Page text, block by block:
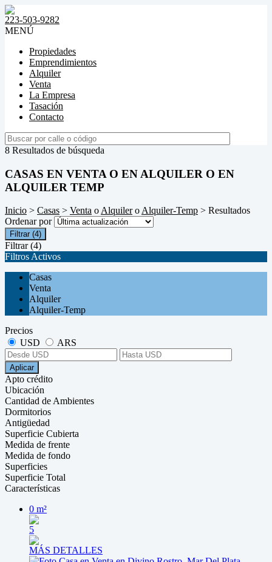
223-503-9282
MENÚ
Propiedades
Emprendimientos
Alquiler
Venta
La Empresa
Tasación
Contacto
8 Resultados de búsqueda
CASAS EN VENTA O EN ALQUILER O EN
ALQUILER TEMP
Inicio > Casas > Venta oAlquileroAlquiler-Temp > Resultados
Ordenar por
Filtrar (4)
Filtrar (4)
Filtros Activos
Casas
Venta
Alquiler
Alquiler-Temp
Precios
USD
ARS
Aplicar
Apto crédito
Ubicación
Cantidad de Ambientes
Dormitorios
Antigüedad
Superficie Cubierta
Medida de frente
Medida de fondo
Superficies
Superficie Total
Características
0 m²
5
MÁS DETALLES